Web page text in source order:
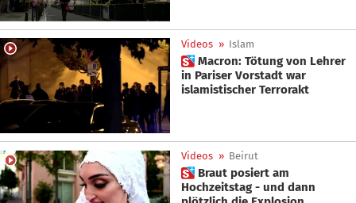
Videos » Islam
 Macron: Tötung von Lehrer
in Pariser Vorstadt war
islamistischer Terrorakt
Videos » Beirut
 Braut posiert am
Hochzeitstag - und dann